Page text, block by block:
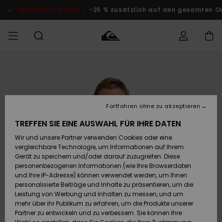
Produktinformation
DOPPELTER RABATT -25 % zusätzlich auf den gesamten
Accessoires
Schuhe&
Flip-Flops
Surf
Snow
JUNGEN
Accessoires
Schuhe&
Flip-Flops
Surf
Snow
FRAUEN
Brandneu
Highlights
Snow
SURF
Männer
Kinder
Highlights
Community
SNOW
Männer
Kinder
Snow Shop
Damen
Highlights
DOPPELTER
RABATT
Herren
KINDER
Outlet
Frauen
zugreifen
Versand
Retouren
Bezahlung
Geschenkkarte
Quiksilver
TREFFEN SIE EINE AUSWAHL FÜR IHRE DATEN
Wir und unsere Partner verwenden Cookies oder eine
vergleichbare Technologie, um Informationen auf Ihrem
Gerät zu speichern und/oder darauf zuzugreifen. Diese
personenbezogenen Informationen (wie Ihre Browserdaten
und Ihre IP-Adresse) können verwendet werden, um Ihnen
personalisierte Beiträge und Inhalte zu präsentieren, um die
Leistung von Werbung und Inhalten zu messen, und um
mehr über ihr Publikum zu erfahren, um die Produkte unserer
Partner zu entwickeln und zu verbessern. Sie können Ihre
Fortfahren ohne zu akzeptieren